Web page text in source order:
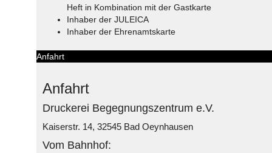
Heft in Kombination mit der Gastkarte
Inhaber der JULEICA
Inhaber der Ehrenamtskarte
Anfahrt
Anfahrt
Druckerei Begegnungszentrum e.V.
Kaiserstr. 14, 32545 Bad Oeynhausen
Vom Bahnhof: